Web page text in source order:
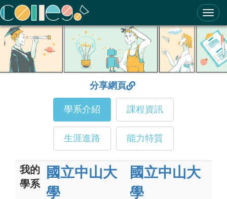
ColleGo! 大學選才與高中育才輔助系統
分享網頁
學系介紹 課程資訊
生涯進路 能力特質
我的
學系
國立中山大
學
國立中山大
學